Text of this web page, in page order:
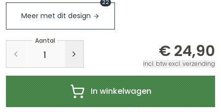
Meer met dit design
22
Aantal
€ 24,90
incl. btw excl. verzending
In winkelwagen